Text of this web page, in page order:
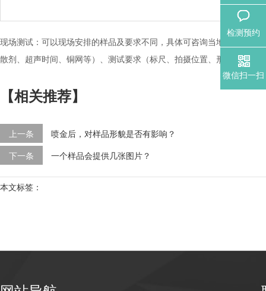
现场测试：可以现场安排的样品及要求不同，具体可咨询当地的对接人
散剂、超声时间、铜网等）、测试要求（标尺、拍摄位置、形貌效果等
【相关推荐】
上一条
喷金后，对样品形貌是否有影响？
下一条
一个样品会提供几张图片？
本文标签：
检测预约
微信扫一扫